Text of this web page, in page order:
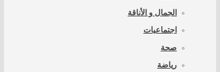
الجمال و الأناقة
اجتماعيات
صحة
رياضة